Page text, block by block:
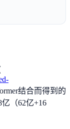
结合而得到的
（62亿+16